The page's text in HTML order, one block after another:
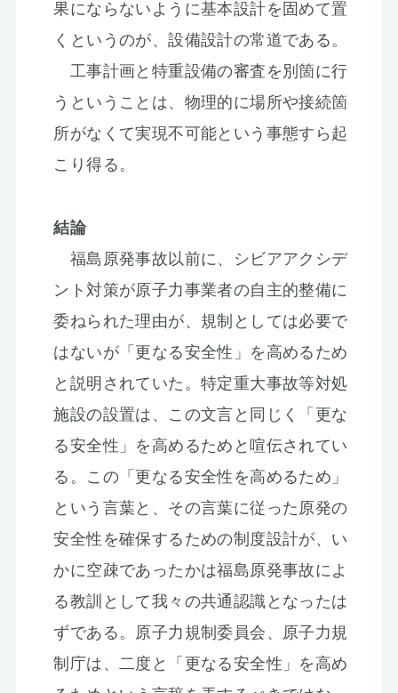
果にならないように基本設計を固めて置
くというのが、設備設計の常道である。
工事計画と特重設備の審査を別箇に行
うということは、物理的に場所や接続箇
所がなくて実現不可能という事態すら起
こり得る。
結論
福島原発事故以前に、シビアアクシデ
ント対策が原子力事業者の自主的整備に
委ねられた理由が、規制としては必要で
はないが「更なる安全性」を高めるため
と説明されていた。特定重大事故等対処
施設の設置は、この文言と同じく「更な
る安全性」を高めるためと喧伝されてい
る。この「更なる安全性を高めるため」
という言葉と、その言葉に従った原発の
安全性を確保するための制度設計が、い
かに空疎であったかは福島原発事故によ
る教訓として我々の共通認識となったは
ずである。原子力規制委員会、原子力規
制庁は、二度と「更なる安全性」を高め